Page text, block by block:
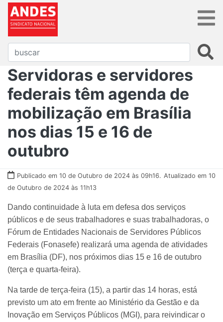
Servidoras e servidores
federais têm agenda de
mobilização em Brasília
nos dias 15 e 16 de
outubro
Publicado em 10 de Outubro de 2024 às 09h16. Atualizado em 10
de Outubro de 2024 às 11h13
Dando continuidade à luta em defesa dos serviços
públicos e de seus trabalhadores e suas trabalhadoras, o
Fórum de Entidades Nacionais de Servidores Públicos
Federais (Fonasefe) realizará uma agenda de atividades
em Brasília (DF), nos próximos dias 15 e 16 de outubro
(terça e quarta-feira).
Na tarde de terça-feira (15), a partir das 14 horas, está
previsto um ato em frente ao Ministério da Gestão e da
Inovação em Serviços Públicos (MGI), para reivindicar o